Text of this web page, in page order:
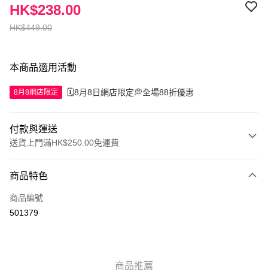
HK$449.00
HK$238.00
本商品適用活動
8月8網店限定 🗓️8月8日網店限定💭全場88折優惠
付款與運送
送貨上門滿HK$250.00免運費
信用卡
Apple Pay
商品特色
商品編號
501379
商品推薦